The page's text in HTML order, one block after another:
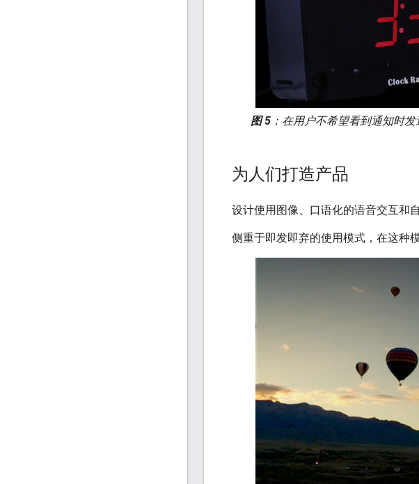
图 5 ：在用户不希望看到通知时
为人们打造产品
设计使用图像、口语化的语音交互和
侧重于即发即弃的使用模式，在这种